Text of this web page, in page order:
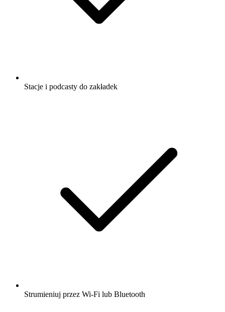
Stacje i podcasty do zakładek
Strumieniuj przez Wi-Fi lub Bluetooth